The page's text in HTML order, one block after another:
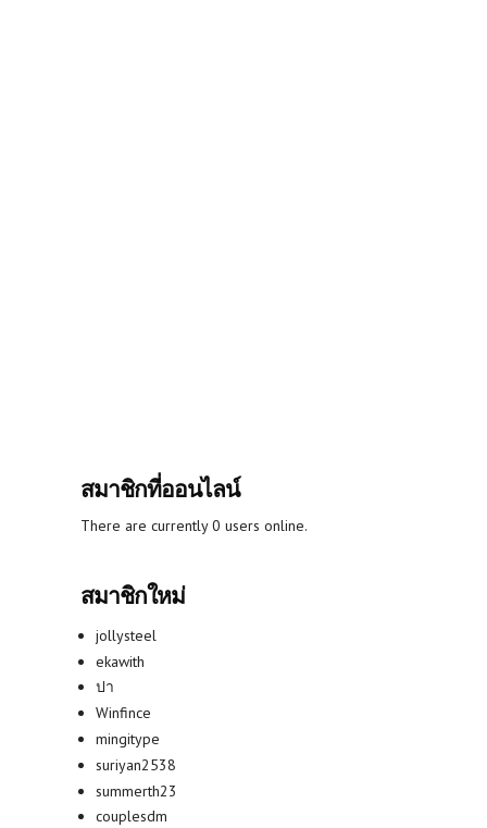
สมาชิกที่ออนไลน์
There are currently 0 users online.
สมาชิกใหม่
jollysteel
ekawith
ปา
Winfince
mingitype
suriyan2538
summerth23
couplesdm